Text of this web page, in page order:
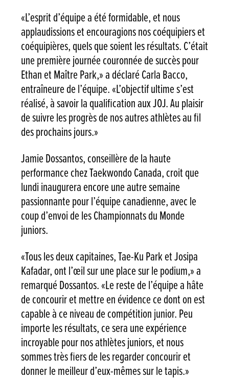
«L’esprit d’équipe a été formidable, et nous
applaudissions et encouragions nos coéquipiers et
coéquipières, quels que soient les résultats. C’était
une première journée couronnée de succès pour
Ethan et Maître Park,» a déclaré Carla Bacco,
entraîneure de l’équipe. «L’objectif ultime s’est
réalisé, à savoir la qualification aux JOJ. Au plaisir
de suivre les progrès de nos autres athlètes au fil
des prochains jours.»
Jamie Dossantos, conseillère de la haute
performance chez Taekwondo Canada, croit que
lundi inaugurera encore une autre semaine
passionnante pour l’équipe canadienne, avec le
coup d’envoi de les Championnats du Monde
juniors.
«Tous les deux capitaines, Tae-Ku Park et Josipa
Kafadar, ont l’œil sur une place sur le podium,» a
remarqué Dossantos. «Le reste de l’équipe a hâte
de concourir et mettre en évidence ce dont on est
capable à ce niveau de compétition junior. Peu
importe les résultats, ce sera une expérience
incroyable pour nos athlètes juniors, et nous
sommes très fiers de les regarder concourir et
donner le meilleur d’eux-mêmes sur le tapis.»